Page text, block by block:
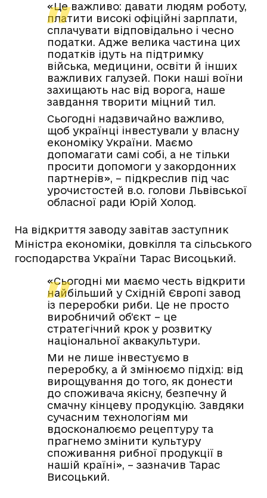
«Це важливо: давати людям роботу,
платити високі офіційні зарплати,
сплачувати відповідально і чесно
податки. Адже велика частина цих
податків ідуть на підтримку
війська, медицини, освіти й інших
важливих галузей. Поки наші воїни
захищають нас від ворога, наше
завдання творити міцний тил.
Сьогодні надзвичайно важливо,
щоб українці інвестували у власну
економіку України. Маємо
допомагати самі собі, а не тільки
просити допомоги у закордонних
партнерів», – підкреслив під час
урочистостей в.о. голови Львівської
обласної ради Юрій Холод.
На відкриття заводу завітав заступник
Міністра економіки, довкілля та сільського
господарства України Тарас Висоцький.
«Сьогодні ми маємо честь відкрити
найбільший у Східній Європі завод
із переробки риби. Це не просто
виробничий об’єкт – це
стратегічний крок у розвитку
національної аквакультури.
Ми не лише інвестуємо в
переробку, а й змінюємо підхід: від
вирощування до того, як донести
до споживача якісну, безпечну й
смачну кінцеву продукцію. Завдяки
сучасним технологіям ми
вдосконалюємо рецептуру та
прагнемо змінити культуру
споживання рибної продукції в
нашій країні», – зазначив Тарас
Висоцький.